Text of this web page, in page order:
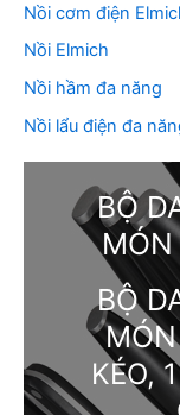
Nồi cơm điện
Nồi Elmich
Nồi hầm đa năng
Nồi lẩu điện đa
BỘ
MÓN
BỘ
KÉO,